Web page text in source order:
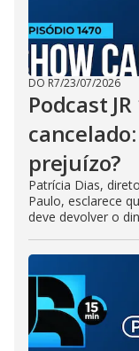
DO R7/23/07/2026
Podcast
prejuízo?
Patrícia Dias,
Paulo, esclarece
deve devolver o